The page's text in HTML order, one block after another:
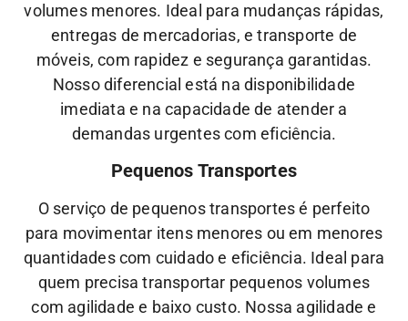
volumes menores. Ideal para mudanças rápidas,
entregas de mercadorias, e transporte de
móveis, com rapidez e segurança garantidas.
Nosso diferencial está na disponibilidade
imediata e na capacidade de atender a
demandas urgentes com eficiência.
Pequenos Transportes
O serviço de pequenos transportes é perfeito
para movimentar itens menores ou em menores
quantidades com cuidado e eficiência. Ideal para
quem precisa transportar pequenos volumes
com agilidade e baixo custo. Nossa agilidade e